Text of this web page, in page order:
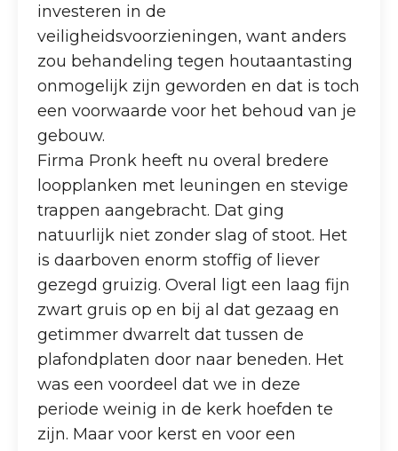
investeren in de
veiligheidsvoorzieningen, want anders
zou behandeling tegen houtaantasting
onmogelijk zijn geworden en dat is toch
een voorwaarde voor het behoud van je
gebouw.
Firma Pronk heeft nu overal bredere
loopplanken met leuningen en stevige
trappen aangebracht. Dat ging
natuurlijk niet zonder slag of stoot. Het
is daarboven enorm stoffig of liever
gezegd gruizig. Overal ligt een laag fijn
zwart gruis op en bij al dat gezaag en
getimmer dwarrelt dat tussen de
plafondplaten door naar beneden. Het
was een voordeel dat we in deze
periode weinig in de kerk hoefden te
zijn. Maar voor kerst en voor een